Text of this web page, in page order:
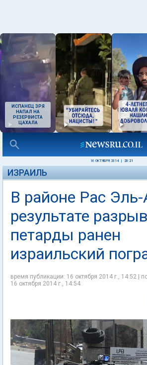
ИСПАНЕЦ ЗРЯ
НАПАЛ НА
РЕЗЕРВИСТА
ЦАХАЛА
16 ОКТЯБРЯ 2014 20:21
ИЗРАИЛЬ
В районе Рас
результате
петарды ранен
израильский
время публикации: 16 октября 2014 г., 14:52 |
16 октября 2014 г., 14:54